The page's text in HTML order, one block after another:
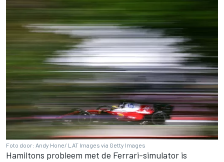
Foto door: Andy Hone/ LAT Images via Getty Images
Hamiltons probleem met de Ferrari-simulator is